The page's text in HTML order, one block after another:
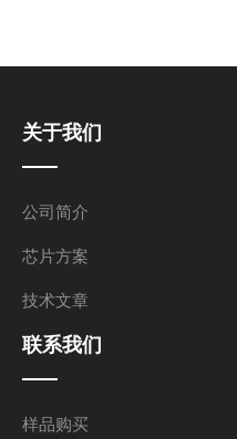
关于我们
公司简介
芯片方案
技术文章
联系我们
样品购买